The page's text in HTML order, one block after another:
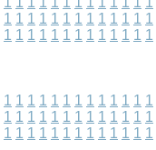
1 1 1 1 1 1 1 1 1 1 1 1 1
1 1 1 1 1 1 1 1 1 1 1 1 1
1 1 1 1 1 1 1 1 1 1 1 1 1
1 1 1 1 1 1 1 1 1 1 1 1 1
1 1 1 1 1 1 1 1 1 1 1 1 1